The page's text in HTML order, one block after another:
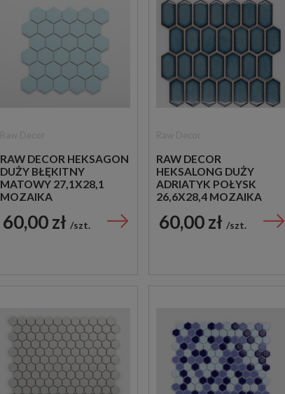
RAW DECOR HEKSAGON
DUŻY BŁĘKITNY
MATOWY 27,1X28,1
MOZAIKA
60,00 zł szt.
RAW DECOR
HEKSALONG DUŻY
ADRIATYK POŁYSK
26,6X28,4 MOZAIKA
60,00 zł szt.